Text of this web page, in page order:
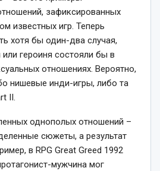
зафиксированных
известных игр. Теперь
хотя бы один-два случая,
героиня состояли бы в
отношениях. Вероятно,
нишевые инди-игры, либо та
II.
однополых отношений –
сюжеты, а результат
в RPG Great Greed 1992
мужчина мог